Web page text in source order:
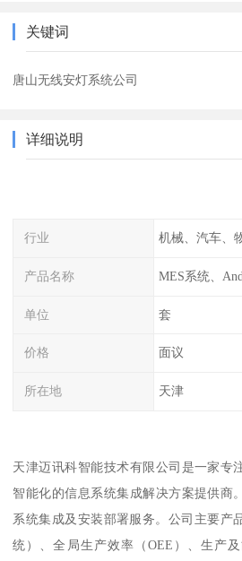
关键词
唐山无线安灯系统公司
详细说明
行业 机械、汽车、
产品名称 MES系统、
单位 套
价格 面议
所在地 天津
天津迈讯科智能技术有限公司是一家专
智能化的信息系统集成解决方案提供商
系统集成及安装部署服务。公司主要产
统）、全局生产效率（OEE）、生产